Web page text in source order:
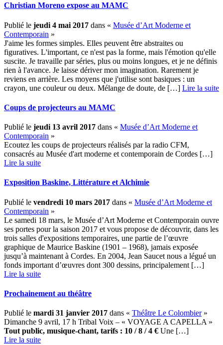
Christian Moreno expose au MAMC
Publié le jeudi 4 mai 2017 dans « Musée d’Art Moderne et
Contemporain »
J'aime les formes simples. Elles peuvent être abstraites ou
figuratives. L'important, ce n'est pas la forme, mais l'émotion qu'elle
suscite. Je travaille par séries, plus ou moins longues, et je ne définis
rien à l'avance. Je laisse dériver mon imagination. Rarement je
reviens en arrière. Les moyens que j'utilise sont basiques : un
crayon, une couleur ou deux. Mélange de doute, de […] ­ Lire la suite
Coups de projecteurs au MAMC
Publié le jeudi 13 avril 2017 dans « Musée d’Art Moderne et
Contemporain »
Ecoutez les coups de projecteurs réalisés par la radio CFM,
consacrés au Musée d'art moderne et contemporain de Cordes […] ­
Lire la suite
Exposition Baskine, Littérature et Alchimie
Publié le vendredi 10 mars 2017 dans « Musée d’Art Moderne et
Contemporain »
Le samedi 18 mars, le Musée d’Art Moderne et Contemporain ouvre
ses portes pour la saison 2017 et vous propose de découvrir, dans les
trois salles d'expositions temporaires, une partie de l’œuvre
graphique de Maurice Baskine (1901 – 1968), jamais exposée
jusqu’à maintenant à Cordes. En 2004, Jean Saucet nous a légué un
fonds important d’œuvres dont 300 dessins, principalement […] ­
Lire la suite
Prochainement au théâtre
Publié le mardi 31 janvier 2017 dans « Théâtre Le Colombier»
Dimanche 9 avril, 17 h Tribal Voix – « VOYAGE A CAPELLA »
Tout public, musique-chant, tarifs : 10 / 8 / 4 € Une […] ­
Lire la suite